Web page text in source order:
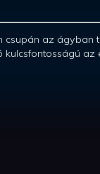
az ágyban
kulcsfontosságú az